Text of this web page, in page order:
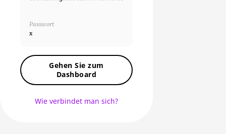
EQUIHASH
RANDOMXMONERO
Passwort
x
Gehen Sie zum
Dashboard
Wie verbindet man sich?